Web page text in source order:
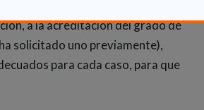
a la acreditación del grado de
solicitado uno previamente),
para cada caso, para que